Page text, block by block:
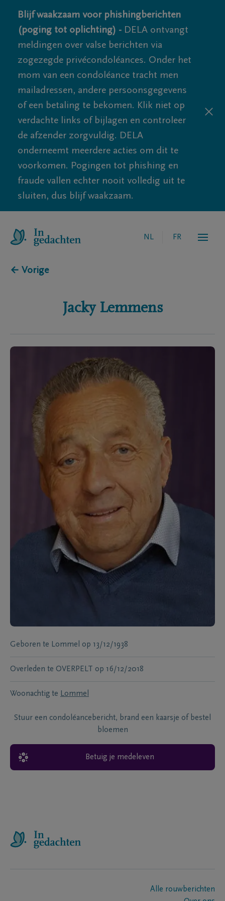
Blijf waakzaam voor phishingberichten
(poging tot oplichting) - DELA ontvangt
meldingen over valse berichten via
zogezegde privécondoléances. Onder het
mom van een condoléance tracht men
mailadressen, andere persoonsgegevens
of een betaling te bekomen. Klik niet op
verdachte links of bijlagen en controleer
de afzender zorgvuldig. DELA
onderneemt meerdere acties om dit te
voorkomen. Pogingen tot phishing en
fraude vallen echter nooit volledig uit te
sluiten, dus blijf waakzaam.
NL FR
← Vorige
Jacky Lemmens
Geboren te Lommel op 13/12/1938
Overleden te OVERPELT op 16/12/2018
Woonachtig te Lommel
Stuur een condoléancebericht, brand een kaarsje of bestel
bloemen
Betuig je medeleven
Alle rouwberichten